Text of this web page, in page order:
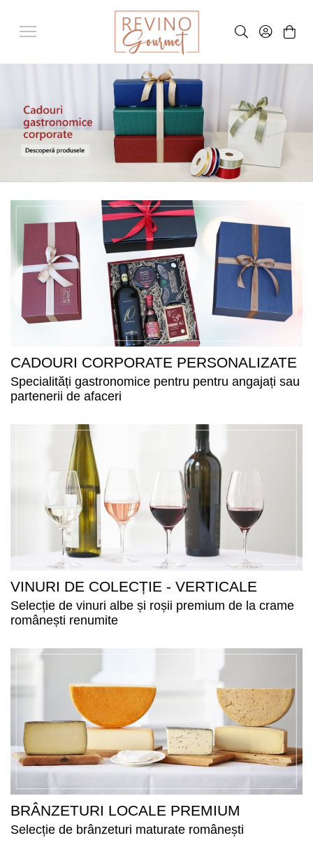
CADOURI CORPORATE PERSONALIZATE
Specialități gastronomice pentru pentru angajați sau
partenerii de afaceri
VINURI DE COLECȚIE - VERTICALE
Selecție de vinuri albe și roșii premium de la crame
românești renumite
BRÂNZETURI LOCALE PREMIUM
Selecție de brânzeturi maturate românești